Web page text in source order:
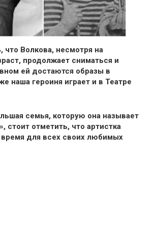
что Волкова, несмотря на
продолжает сниматься и
ей достаются образы в
наша героиня играет и в Театре
семья, которую она называет
стоит отметить, что артистка
для всех своих любимых